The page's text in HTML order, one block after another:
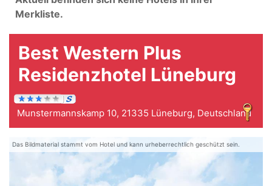
Merkliste.
Best Western Plus
Residenzhotel Lüneburg
Munstermannskamp 10, 21335 Lüneburg, Deutschland
Das Bildmaterial stammt vom Hotel und kann urheberrechtlich geschützt sein.